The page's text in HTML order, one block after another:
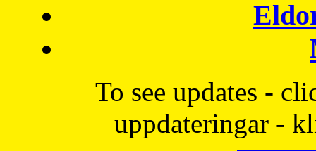
To see updates -
uppdateringar -